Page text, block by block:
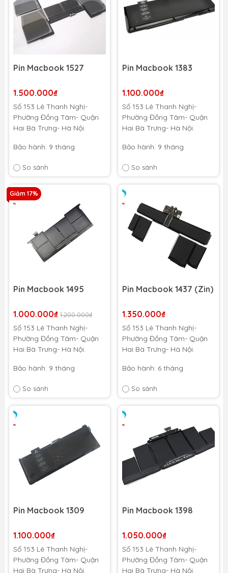
gian bảo hành
gian bảo hành
Pin Macbook 1527
1.500.000₫
Số 153 Lê Thanh Nghị-
Phường Đồng Tâm- Quận
Hai Bà Trưng- Hà Nội.
Bảo hành: 9 tháng
So sánh
Pin Macbook 1383
1.100.000₫
Số 153 Lê Thanh Nghị-
Phường Đồng Tâm- Quận
Hai Bà Trưng- Hà Nội.
Bảo hành: 9 tháng
So sánh
Giảm 17%
Pin Macbook 1495
1.000.000₫ 1.200.000₫
Số 153 Lê Thanh Nghị-
Phường Đồng Tâm- Quận
Hai Bà Trưng- Hà Nội.
Bảo hành: 9 tháng
So sánh
Pin Macbook 1437 (Zin)
1.350.000₫
Số 153 Lê Thanh Nghị-
Phường Đồng Tâm- Quận
Hai Bà Trưng- Hà Nội.
Bảo hành: 6 tháng
So sánh
Pin Macbook 1309
1.100.000₫
Số 153 Lê Thanh Nghị-
Phường Đồng Tâm- Quận
Hai Bà Trưng- Hà Nội.
Pin Macbook 1398
1.050.000₫
Số 153 Lê Thanh Nghị-
Phường Đồng Tâm- Quận
Hai Bà Trưng- Hà Nội.